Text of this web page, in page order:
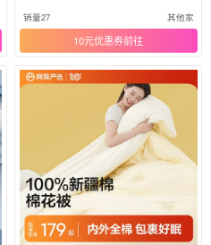
定制
销量27 其他家
10元优惠券